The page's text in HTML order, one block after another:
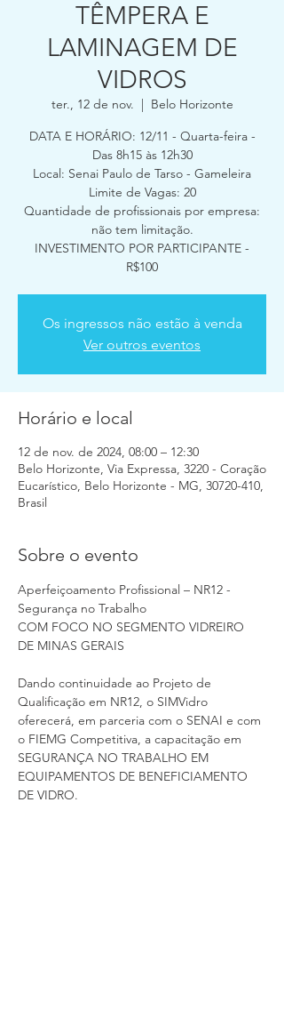
TÊMPERA E
LAMINAGEM DE
VIDROS
ter., 12 de nov.
  |
Belo Horizonte
DATA E HORÁRIO: 12/11 - Quarta-feira -
Das 8h15 às 12h30
Local: Senai Paulo de Tarso - Gameleira
Limite de Vagas: 20
Quantidade de profissionais por empresa:
não tem limitação.
INVESTIMENTO POR PARTICIPANTE -
R$100
Os ingressos não estão à venda
Ver outros eventos
Horário e local
12 de nov. de 2024, 08:00 – 12:30
Belo Horizonte, Via Expressa, 3220 - Coração
Eucarístico, Belo Horizonte - MG, 30720-410,
Brasil
Sobre o evento
Aperfeiçoamento Profissional – NR12 -
Segurança no Trabalho
COM FOCO NO SEGMENTO VIDREIRO
DE MINAS GERAIS
Dando continuidade ao Projeto de
Qualificação em NR12, o SIMVidro
oferecerá, em parceria com o SENAI e com
o FIEMG Competitiva, a capacitação em
SEGURANÇA NO TRABALHO EM
EQUIPAMENTOS DE BENEFICIAMENTO
DE VIDRO.